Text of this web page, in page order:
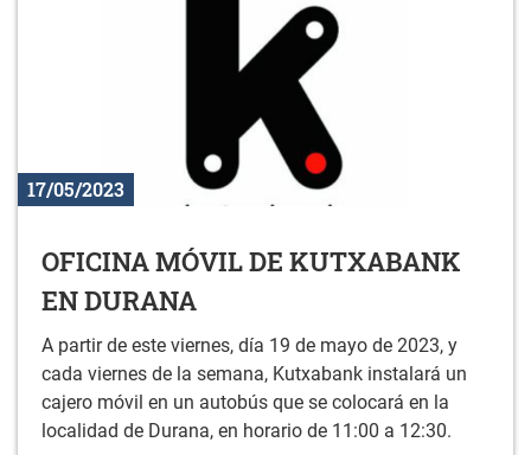
17/05/2023
OFICINA MÓVIL DE KUTXABANK
EN DURANA
A partir de este viernes, día 19 de mayo de 2023, y
cada viernes de la semana, Kutxabank instalará un
cajero móvil en un autobús que se colocará en la
localidad de Durana, en horario de 11:00 a 12:30.